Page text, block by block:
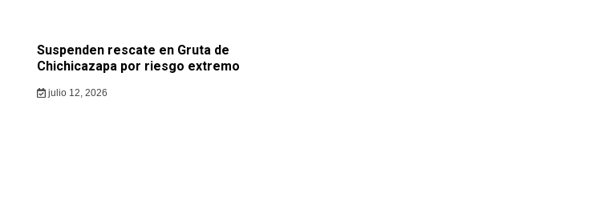
Suspenden rescate en Gruta de
Chichicazapa por riesgo extremo
julio 12, 2026